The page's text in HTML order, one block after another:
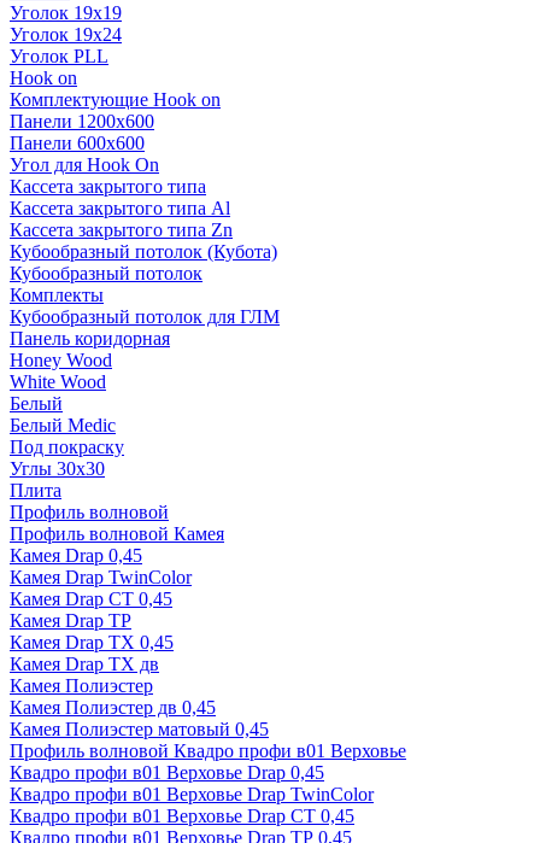
Уголок 19х19
Уголок 19х24
Уголок PLL
Hook on
Комплектующие Hook on
Панели 1200х600
Панели 600х600
Угол для Hook On
Кассета закрытого типа
Кассета закрытого типа Al
Кассета закрытого типа Zn
Кубообразный потолок (Кубота)
Кубообразный потолок
Комплекты
Кубообразный потолок для ГЛМ
Панель коридорная
Honey Wood
White Wood
Белый
Белый Medic
Под покраску
Углы 30х30
Плита
Профиль волновой
Профиль волновой Камея
Камея Drap 0,45
Камея Drap TwinColor
Камея Drap СТ 0,45
Камея Drap ТР
Камея Drap ТХ 0,45
Камея Drap ТХ дв
Камея Полиэстер
Камея Полиэстер дв 0,45
Камея Полиэстер матовый 0,45
Профиль волновой Квадро профи в01 Верховье
Квадро профи в01 Верховье Drap 0,45
Квадро профи в01 Верховье Drap TwinColor
Квадро профи в01 Верховье Drap СТ 0,45
Квадро профи в01 Верховье Drap ТР 0,45